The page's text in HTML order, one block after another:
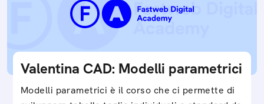
Valentina CAD: Modelli parametrici
Modelli parametrici è il corso che ci permette di